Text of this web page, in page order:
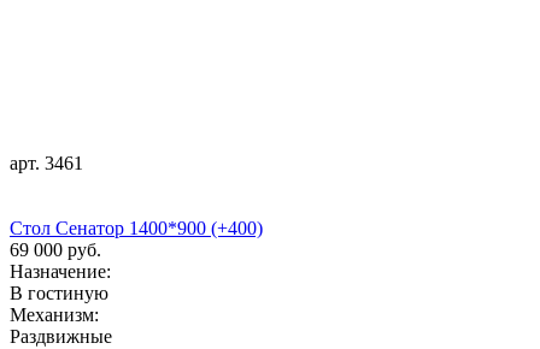
арт. 3461
Стол Сенатор 1400*900 (+400)
69 000 руб.
Назначение:
В гостиную
Механизм:
Раздвижные